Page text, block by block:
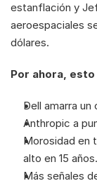
estanflación y
aeroespaciales
dólares.
Por ahora,
Dell amarra
Anthropic a
Morosidad en
alto en 15 años.
Más señales